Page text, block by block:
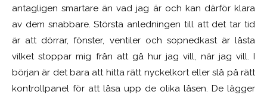
antagligen smartare än vad jag är och kan därför klara
av dem snabbare. Största anledningen till att det tar tid
är att dörrar, fönster, ventiler och sopnedkast är låsta
vilket stoppar mig från att gå hur jag vill, när jag vill. I
början är det bara att hitta rätt nyckelkort eller slå på rätt
kontrollpanel för att låsa upp de olika låsen. De lägger